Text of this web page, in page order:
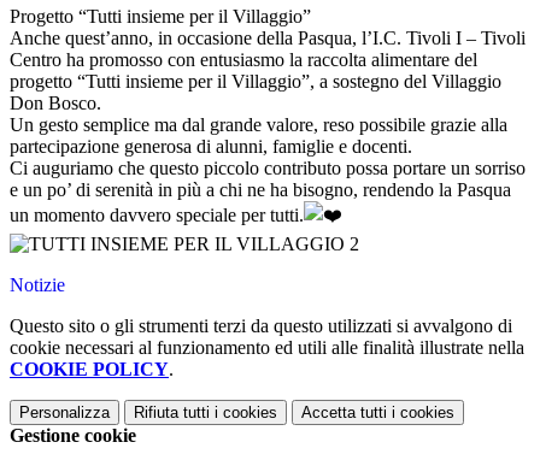
Progetto “Tutti insieme per il Villaggio”
Anche quest’anno, in occasione della Pasqua, l’I.C. Tivoli I – Tivoli
Centro ha promosso con entusiasmo la raccolta alimentare del
progetto “Tutti insieme per il Villaggio”, a sostegno del Villaggio
Don Bosco.
Un gesto semplice ma dal grande valore, reso possibile grazie alla
partecipazione generosa di alunni, famiglie e docenti.
Ci auguriamo che questo piccolo contributo possa portare un sorriso
e un po’ di serenità in più a chi ne ha bisogno, rendendo la Pasqua
un momento davvero speciale per tutti.
Notizie
Questo sito o gli strumenti terzi da questo utilizzati si avvalgono di
cookie necessari al funzionamento ed utili alle finalità illustrate nella
COOKIE POLICY.
Personalizza Rifiuta tutti i cookies Accetta tutti i cookies
Gestione cookie